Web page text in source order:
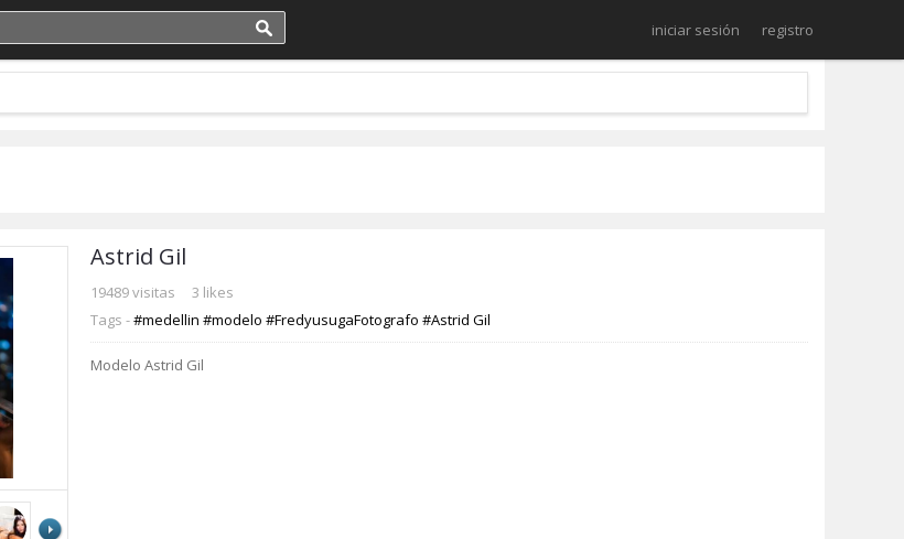
iniciar sesión registro
Astrid Gil
19489 visitas
3 likes
Tags -#medellin #modelo #FredyusugaFotografo #Astrid Gil
Modelo Astrid Gil